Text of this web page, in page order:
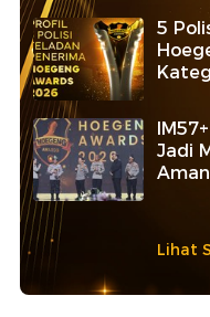
5
Jadi
Lihat